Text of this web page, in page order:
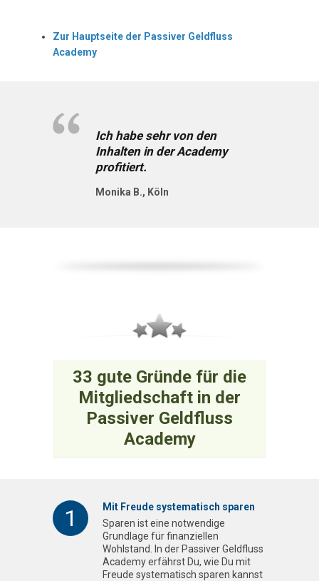
Zur Hauptseite der Passiver Geldfluss
Academy
Ich habe sehr von den
Inhalten in der Academy
profitiert.
Monika B., Köln
33 gute Gründe für die
Mitgliedschaft in der
Passiver Geldfluss
Academy
1
Mit Freude systematisch sparen
Sparen ist eine notwendige
Grundlage für finanziellen
Wohlstand. In der Passiver Geldfluss
Academy erfährst Du, wie Du mit
Freude systematisch sparen kannst